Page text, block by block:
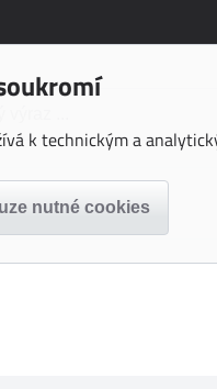
k technickým a